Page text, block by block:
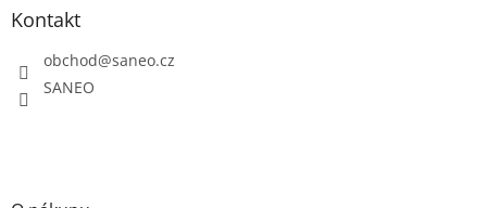
Kontakt
obchod@saneo.cz
SANEO